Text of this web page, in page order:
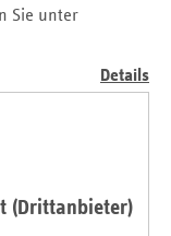
Sie unter
Details
(Drittanbieter)